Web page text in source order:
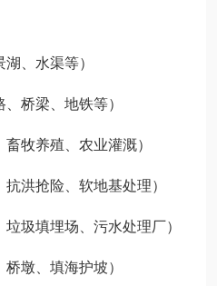
、水渠等）
桥梁、地铁等）
牧养殖、农业灌溉）
洪抢险、软地基处理）
圾填埋场、污水处理厂）
墩、填海护坡）